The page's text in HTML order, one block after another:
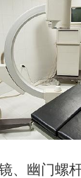
、幽门螺